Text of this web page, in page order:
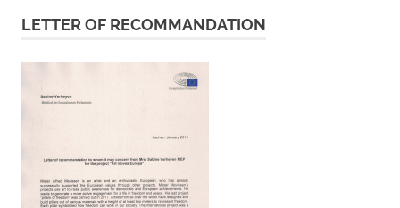
LETTER OF RECOMMANDATION